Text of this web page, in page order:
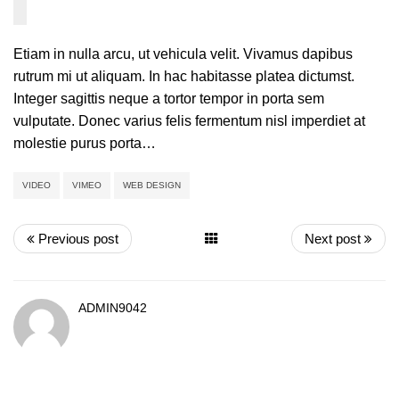
Etiam in nulla arcu, ut vehicula velit. Vivamus dapibus
rutrum mi ut aliquam. In hac habitasse platea dictumst.
Integer sagittis neque a tortor tempor in porta sem
vulputate. Donec varius felis fermentum nisl imperdiet at
molestie purus porta…
VIDEO VIMEO WEB DESIGN
Previous post Next post
ADMIN9042